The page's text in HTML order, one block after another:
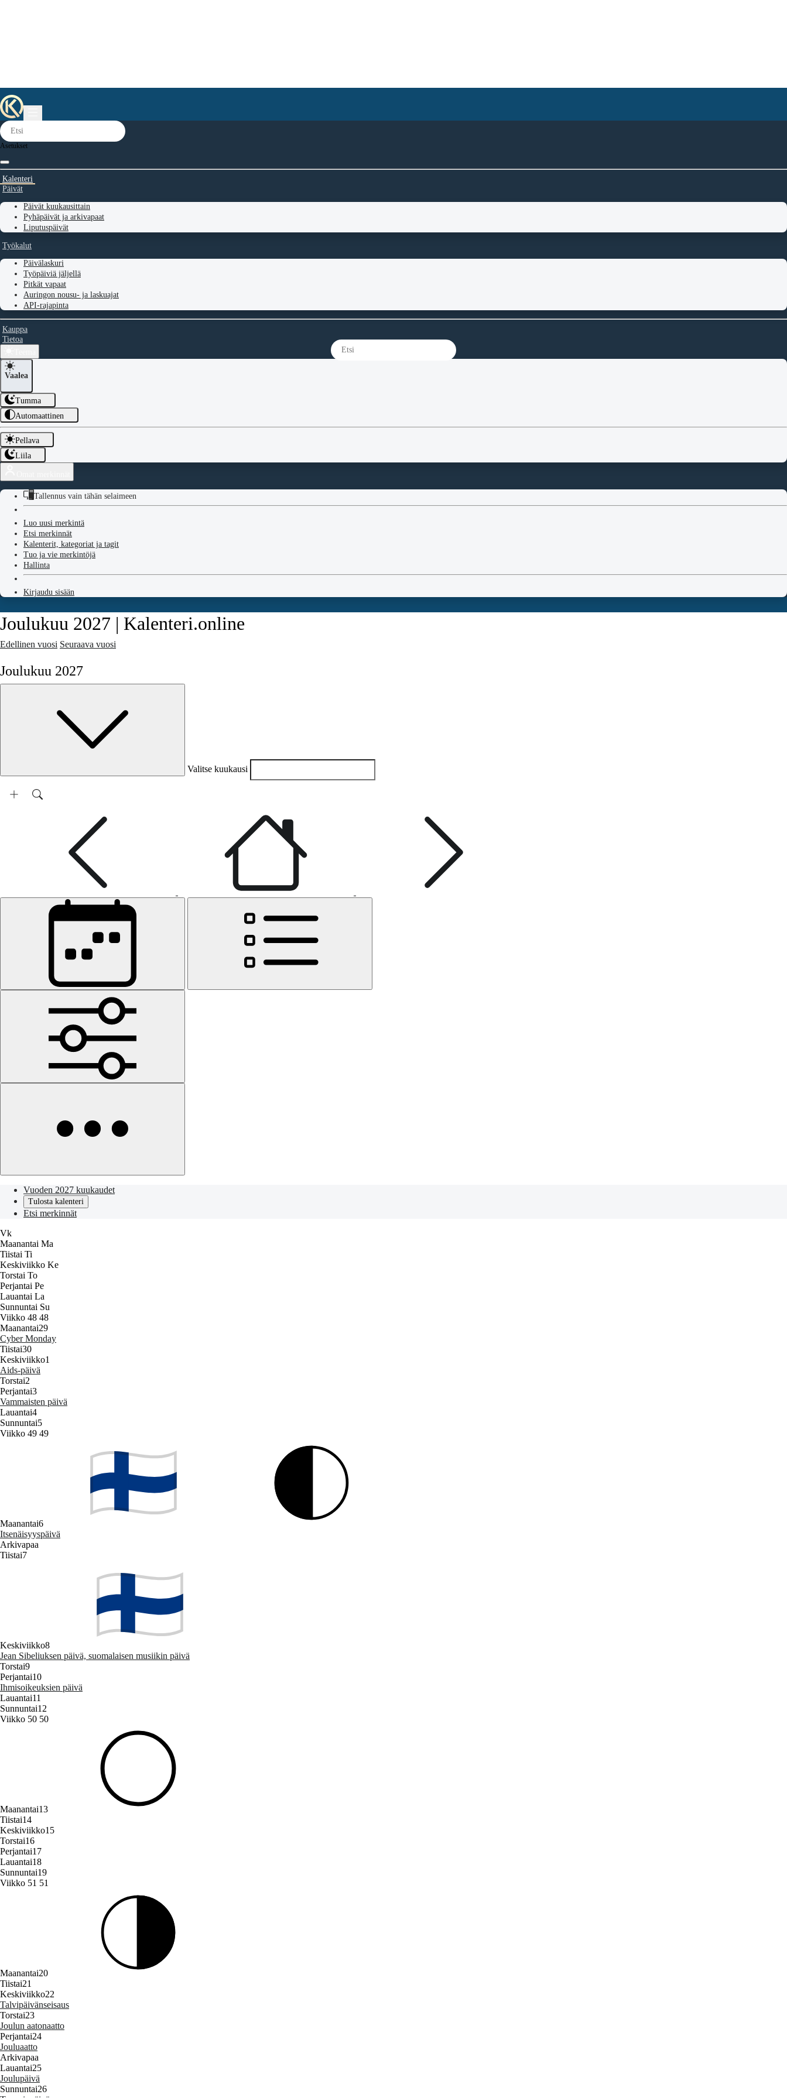
Asetukset
Kalenteri
Päivät
Päivät kuukausittain
Pyhäpäivät ja arkivapaat
Liputuspäivät
Työkalut
Päivälaskuri
Työpäiviä jäljellä
Pitkät vapaat
Auringon nousu- ja laskuajat
API-rajapinta
Kauppa
Tietoa
Vaalea
Tumma
Automaattinen
Pellava
Liila
Tallennus vain tähän selaimeen
Luo uusi merkintä
Etsi merkinnät
Kalenterit, kategoriat ja tagit
Tuo ja vie merkintöjä
Hallinta
Kirjaudu sisään
Joulukuu 2027 | Kalenteri.online
Edellinen vuosi Seuraava vuosi
Joulukuu 2027
Valitse kuukausi
Vuoden 2027 kuukaudet
Tulosta kalenteri
Etsi merkinnät
Vk
Maanantai Ma
Tiistai Ti
Keskiviikko Ke
Torstai To
Perjantai Pe
Lauantai La
Sunnuntai Su
Viikko 48 48
Maanantai29
Cyber Monday
Tiistai30
Keskiviikko1
Aids‑päivä
Torstai2
Perjantai3
Vammaisten päivä
Lauantai4
Sunnuntai5
Viikko 49 49
Maanantai6
Itsenäisyyspäivä
Arkivapaa
Tiistai7
Keskiviikko8
Jean Sibeliuksen päivä, suomalaisen musiikin päivä
Torstai9
Perjantai10
Ihmisoikeuksien päivä
Lauantai11
Sunnuntai12
Viikko 50 50
Maanantai13
Tiistai14
Keskiviikko15
Torstai16
Perjantai17
Lauantai18
Sunnuntai19
Viikko 51 51
Maanantai20
Tiistai21
Keskiviikko22
Talvipäivänseisaus
Torstai23
Joulun aatonaatto
Perjantai24
Jouluaatto
Arkivapaa
Lauantai25
Joulupäivä
Sunnuntai26